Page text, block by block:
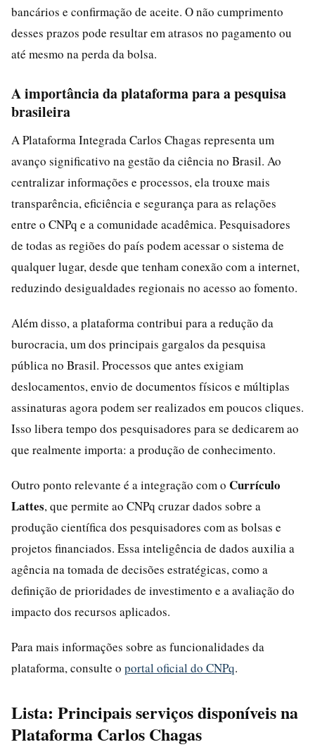
bancários e confirmação de aceite. O não cumprimento
desses prazos pode resultar em atrasos no pagamento ou
até mesmo na perda da bolsa.
A importância da plataforma para a pesquisa
brasileira
A Plataforma Integrada Carlos Chagas representa um
avanço significativo na gestão da ciência no Brasil. Ao
centralizar informações e processos, ela trouxe mais
transparência, eficiência e segurança para as relações
entre o CNPq e a comunidade acadêmica. Pesquisadores
de todas as regiões do país podem acessar o sistema de
qualquer lugar, desde que tenham conexão com a internet,
reduzindo desigualdades regionais no acesso ao fomento.
Além disso, a plataforma contribui para a redução da
burocracia, um dos principais gargalos da pesquisa
pública no Brasil. Processos que antes exigiam
deslocamentos, envio de documentos físicos e múltiplas
assinaturas agora podem ser realizados em poucos cliques.
Isso libera tempo dos pesquisadores para se dedicarem ao
que realmente importa: a produção de conhecimento.
Outro ponto relevante é a integração com o Currículo
Lattes, que permite ao CNPq cruzar dados sobre a
produção científica dos pesquisadores com as bolsas e
projetos financiados. Essa inteligência de dados auxilia a
agência na tomada de decisões estratégicas, como a
definição de prioridades de investimento e a avaliação do
impacto dos recursos aplicados.
Para mais informações sobre as funcionalidades da
plataforma, consulte o portal oficial do CNPq.
Lista: Principais serviços disponíveis na
Plataforma Carlos Chagas